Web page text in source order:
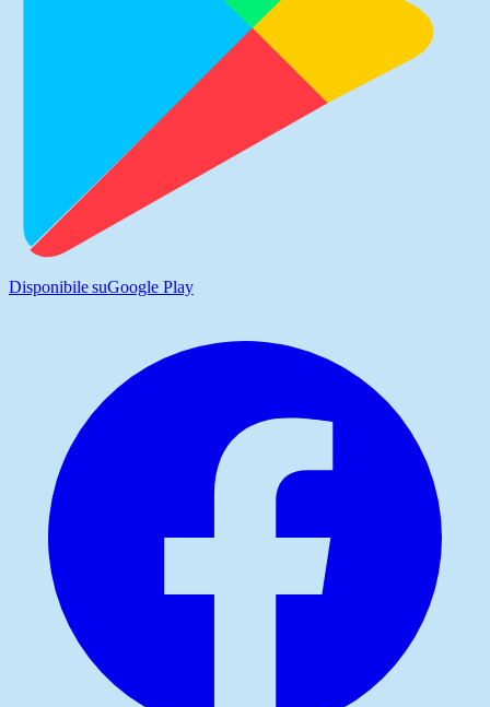
Disponibile suGoogle Play